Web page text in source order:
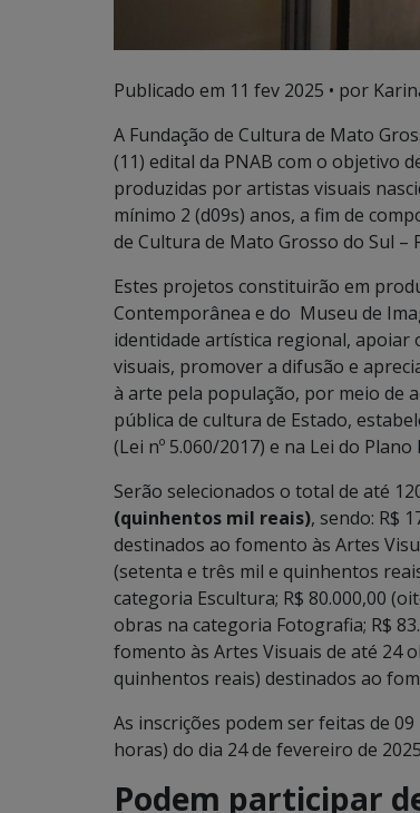
Publicado em 11 fev 2025 • por
A Fundação de Cultura de Mato
(11) edital da PNAB com o objetivo
produzidas por artistas visuais
mínimo 2 (d09s) anos, a fim de
de Cultura de Mato Grosso do Sul –
Estes projetos constituirão em
Contemporânea e do Museu de
identidade artística regional, apoiar
visuais, promover a difusão e
à arte pela população, por meio de
pública de cultura de Estado,
(Lei nº 5.060/2017) e na Lei do
Serão selecionados o total de até
(quinhentos mil reais), sendo: R$
destinados ao fomento às Artes
(setenta e três mil e quinhentos
categoria Escultura; R$ 80.000,00
obras na categoria Fotografia; R$
fomento às Artes Visuais de até 24
quinhentos reais) destinados ao
As inscrições podem ser feitas de
horas) do dia 24 de fevereiro de
Podem participar